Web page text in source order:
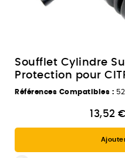
Soufflet Cylindre
Protection pour
Références Compatibles :
13,52 €